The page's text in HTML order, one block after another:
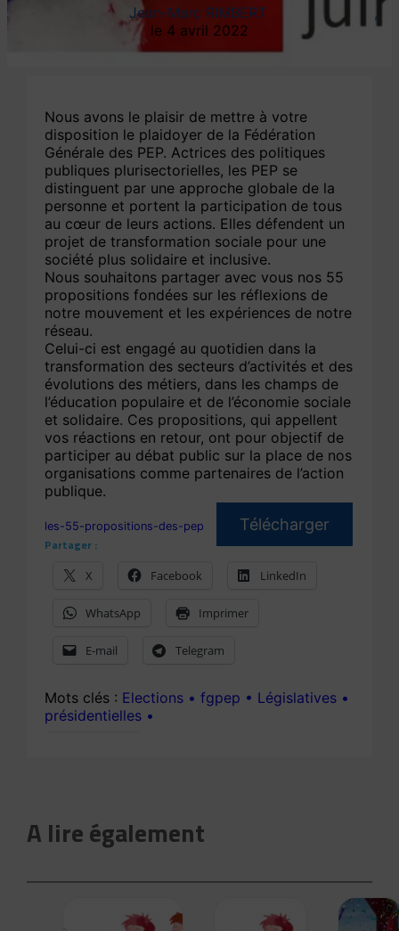
Jean-Marc RIMBERT
4 avril 2022
Nous avons le plaisir de mettre à votre
disposition le plaidoyer de la Fédération
Générale des PEP. Actrices des politiques
publiques plurisectorielles, les PEP se
distinguent par une approche globale de la
personne et portent la participation de tous
au cœur de leurs actions. Elles défendent un
projet de transformation sociale pour une
société plus solidaire et inclusive.
Nous souhaitons partager avec vous nos 55
propositions fondées sur les réflexions de
notre mouvement et les expériences de notre
réseau.
Celui-ci est engagé au quotidien dans la
transformation des secteurs d’activités et des
évolutions des métiers, dans les champs de
l’éducation populaire et de l’économie sociale
et solidaire. Ces propositions, qui appellent
vos réactions en retour, ont pour objectif de
participer au débat public sur la place de nos
organisations comme partenaires de l’action
publique.
les-55-propositions-des-pep Télécharger
Partager :
X Facebook LinkedIn
WhatsApp Imprimer
E-mail Telegram
Elections fgpep
Législatives
présidentielles
A lire également